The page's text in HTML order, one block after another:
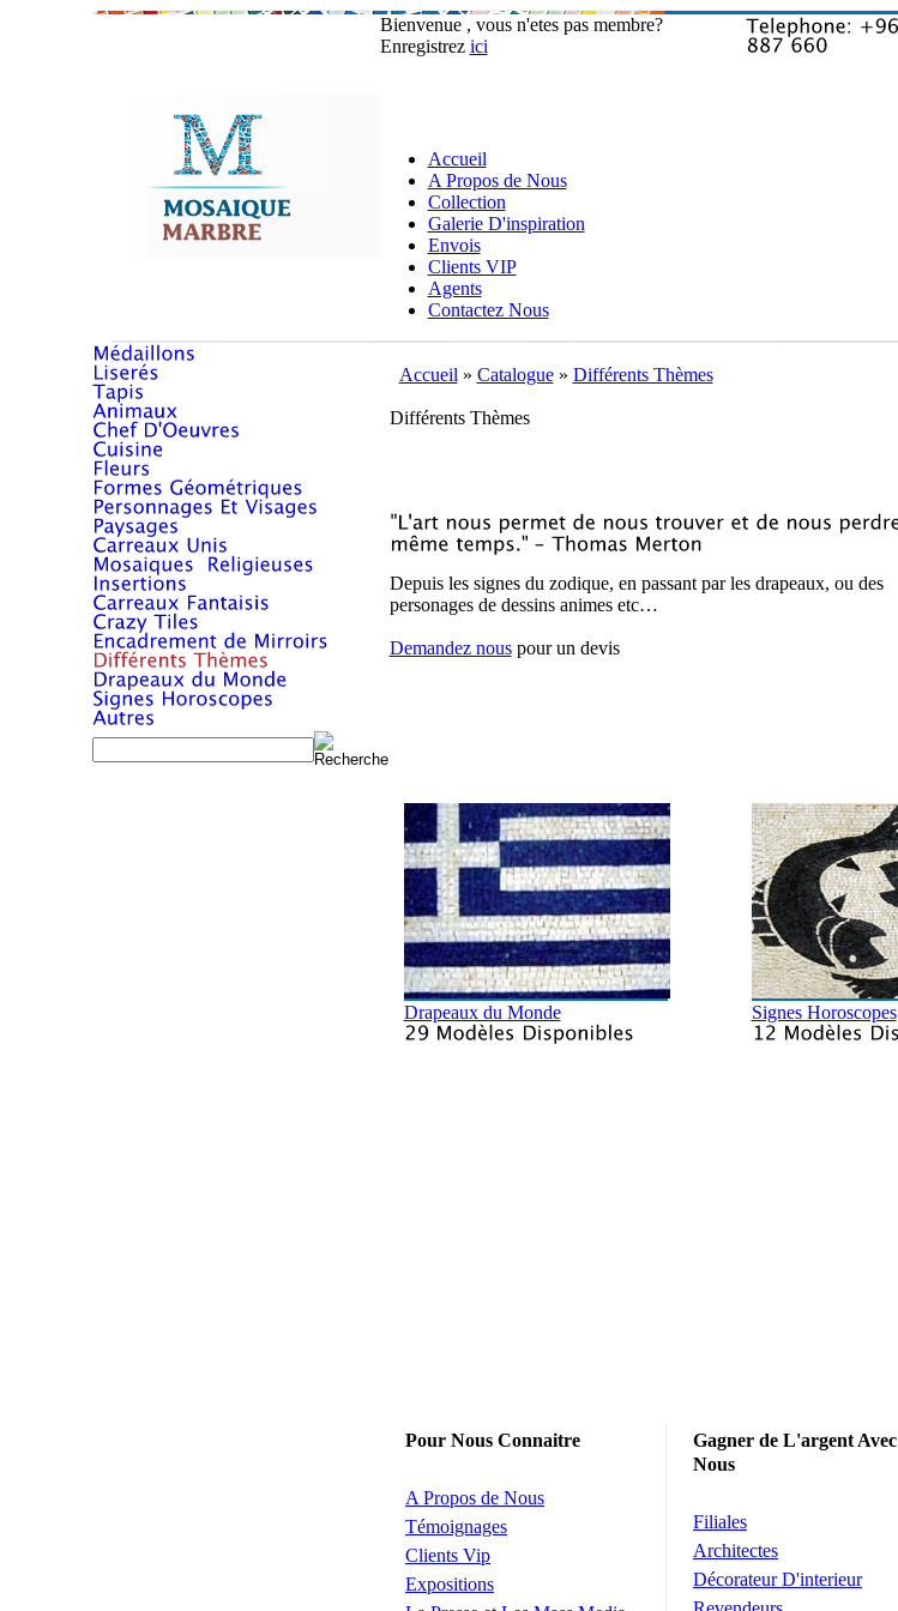
Bienvenue , vous n'etes pas membre?
Enregistrez ici
Accueil
A Propos de Nous
Collection
Galerie D'inspiration
Envois
Clients VIP
Agents
Contactez Nous
Accueil » Catalogue» Différents Thèmes
Différents Thèmes
Depuis les signes du zodique, en passant par les drapeaux, ou des
personages de dessins animes etc…
Demandez nouspour un devis
Drapeaux du Monde Signes Horoscopes
Pour Nous Connaitre
A Propos de Nous
Témoignages
Clients Vip
Expositions
Gagner de L'argent Avec
Nous
Filiales
Architectes
Décorateur D'interieur